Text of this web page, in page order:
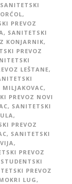
SANITETSKI
,
PREVOZ
, SANITETSKI
KONJARNIK,
PREVOZ
LEŠTANE,
,
PREVOZ NOVI
, SANITETSKI
,
PREVOZ
, SANITETSKI
,
PREVOZ
PREVOZ
LUG ,